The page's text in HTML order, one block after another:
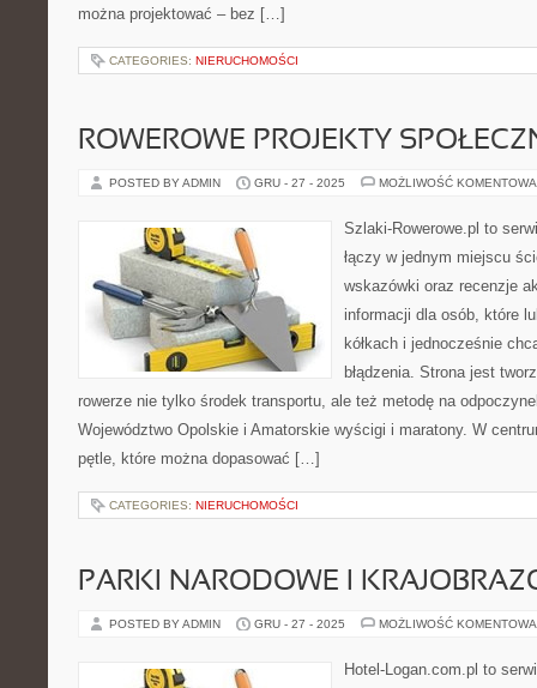
można projektować – bez […]
CATEGORIES: NIERUCHOMOŚCI
ROWEROWE PROJEKTY
POSTED BY ADMIN GRU - 27 - 2025 MOŻLIWOŚĆ
Szlaki-Rowerowe.pl to
łączy w jednym miejscu
wskazówki oraz recenzje
informacji dla osób, które
kółkach i jednocześnie
błądzenia. Strona jest
rowerze nie tylko środek transportu, ale też metodę na
Województwo Opolskie i Amatorskie wyścigi i maratony. W
pętle, które można dopasować […]
CATEGORIES: NIERUCHOMOŚCI
PARKI NARODOWE I
POSTED BY ADMIN GRU - 27 - 2025 MOŻLIWOŚĆ
Hotel-Logan.com.pl to